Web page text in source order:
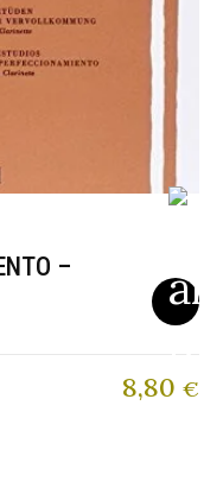
–
8,80 €